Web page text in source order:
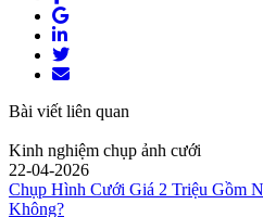
Bài viết liên quan
Kinh nghiệm chụp ảnh cưới
22-04-2026
Chụp Hình Cưới Giá 2 Triệu Gồm
Không?